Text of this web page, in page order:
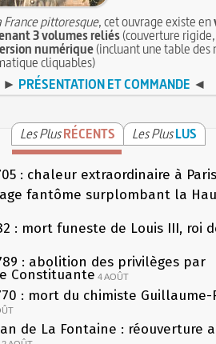
France pittoresque, cet ouvrage existe en
3 volumes reliés(couverture
numérique(incluant une table des
cliquables)
► PRÉSENTATION ET COMMANDE ◄
Les PlusRÉCENTS Les PlusLUS
: chaleur extraordinaire à Paris
fantôme surplombant la
: mort funeste de Louis III, roi
: abolition des privilèges par
Constituante 4 AOÛT
: mort du chimiste Guillaume-
de La Fontaine : réouverture